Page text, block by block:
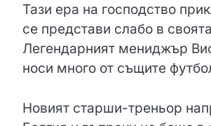
Тази ера на господство
се представи слабо в
Легендарният мениджър
носи много от същите
Новият старши-треньор